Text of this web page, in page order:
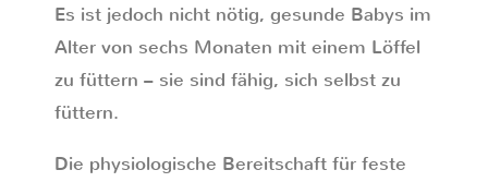
Es ist jedoch nicht nötig, gesunde Babys im
Alter von sechs Monaten mit einem Löffel
zu füttern – sie sind fähig, sich selbst zu
füttern.
Die physiologische Bereitschaft für feste